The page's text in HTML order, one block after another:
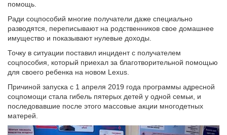
помощь.
Ради соцпособий многие получатели даже специально
разводятся, переписывают на родственников свое домашнее
имущество и показывают нулевые доходы.
Точку в ситуации поставил инцидент с получателем
соцпособия, который приехал за благотворительной помощью
для своего ребенка на новом Lexus.
Причиной запуска с 1 апреля 2019 года программы адресной
соцпомощи стала гибель пятерых детей у одной семьи, и
последовавшие после этого массовые акции многодетных
матерей.